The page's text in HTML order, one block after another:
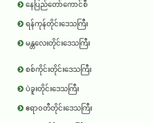
နေပြည်တော်ကောင်စီ
ရန်ကုန်တိုင်းဒေသကြီး
မန္တလေးတိုင်းဒေသကြီး
စစ်ကိုင်းတိုင်းဒေသကြီး
ပဲခူးတိုင်းဒေသကြီး
ဧရာ၀တီတိုင်းဒေသကြီး